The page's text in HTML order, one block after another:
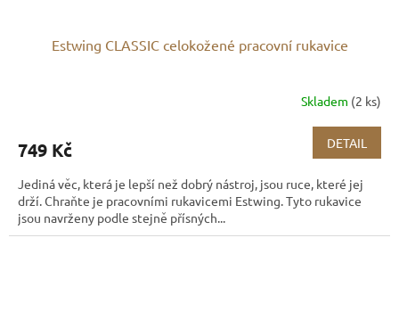
Estwing CLASSIC celokožené pracovní rukavice
Skladem (2 ks)
749 Kč DETAIL
Jediná věc, která je lepší než dobrý nástroj, jsou ruce, které jej
drží. Chraňte je pracovními rukavicemi Estwing. Tyto rukavice
jsou navrženy podle stejně přísných...